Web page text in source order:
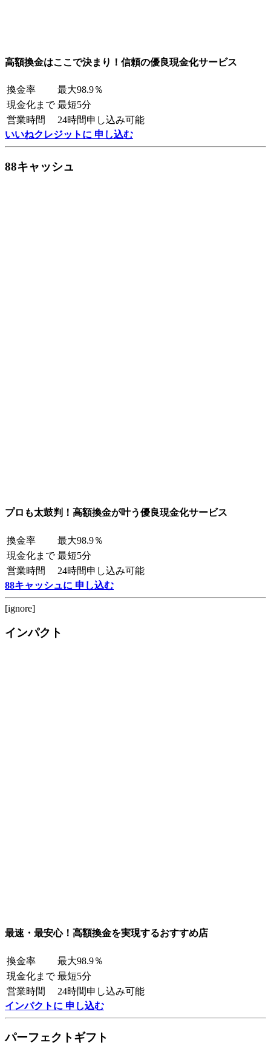
高額換金はここで決まり！信頼の優良現金化サービス
換金率
最大98.9％
現金化まで 最短5分
営業時間
24時間申し込み可能
いいねクレジットに 申し込む
88キャッシュ
プロも太鼓判！高額換金が叶う優良現金化サービス
換金率
最大98.9％
現金化まで 最短5分
営業時間
24時間申し込み可能
88キャッシュに 申し込む
[ignore]
インパクト
最速・最安心！高額換金を実現するおすすめ店
換金率
最大98.9％
現金化まで 最短5分
営業時間
24時間申し込み可能
インパクトに 申し込む
パーフェクトギフト